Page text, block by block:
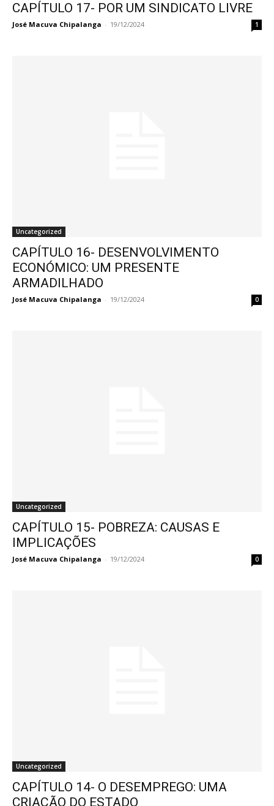
CAPÍTULO 17- POR UM SINDICATO LIVRE
José Macuva Chipalanga - 19/12/2024 1
Uncategorized
CAPÍTULO 16- DESENVOLVIMENTO
ECONÓMICO: UM PRESENTE
ARMADILHADO
José Macuva Chipalanga - 19/12/2024 0
Uncategorized
CAPÍTULO 15- POBREZA: CAUSAS E
IMPLICAÇÕES
José Macuva Chipalanga - 19/12/2024 0
Uncategorized
CAPÍTULO 14- O DESEMPREGO: UMA
CRIAÇÃO DO ESTADO